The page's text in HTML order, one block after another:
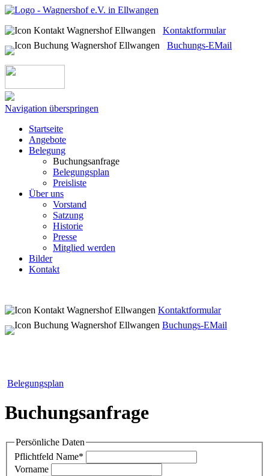
Kontaktformular
Buchungs-EMail
Navigation überspringen
Startseite
Angebote
Belegung
Buchungsanfrage
Belegungsplan
Preisliste
Über uns
Vorstand
Satzung
Historie
Presse
Mitglied werden
Bilder
Kontakt
Kontaktformular
Buchungs-EMail
Belegungsplan
Buchungsanfrage
Persönliche Daten
Pflichtfeld Name*
Vorname